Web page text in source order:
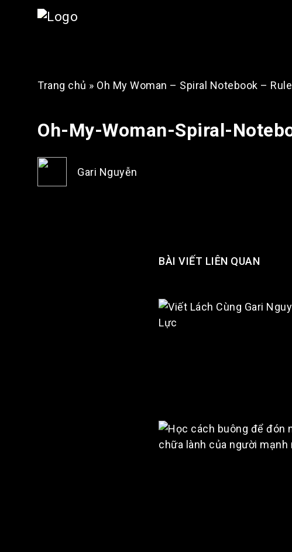
Trang chủ » Oh My Woman – Spiral Notebook –
Oh-My-Woman-Spiral-
Gari Nguyễn
BÀI VIẾT LIÊN QUAN